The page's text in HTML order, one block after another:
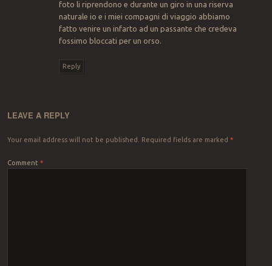
foto li riprendono e durante un giro in una riserva
naturale io e i miei compagni di viaggio abbiamo
fatto venire un infarto ad un passante che credeva
fossimo bloccati per un orso.
Reply
LEAVE A REPLY
Your email address will not be published. Required fields are marked *
Comment *